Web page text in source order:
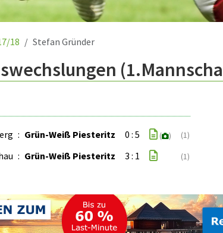
18 Stefan Gründer
: Grün-Weiß Piesteritz 0 : 5 ( ) (1)
: Grün-Weiß Piesteritz 3 : 1 (1)